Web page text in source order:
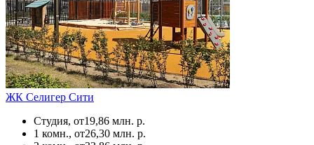
ЖК Селигер Сити
Студия, от19,86 млн. р.
1 комн., от26,30 млн. р.